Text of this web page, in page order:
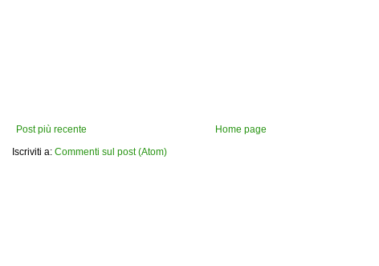
Post più recente
Home page
Iscriviti a: Commenti sul post (Atom)